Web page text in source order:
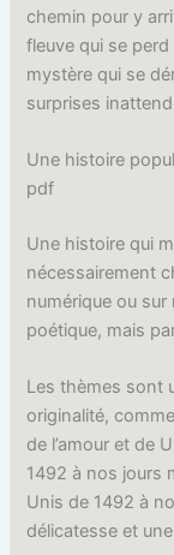
chemin pour y
fleuve qui se
mystère qui se
surprises
Une histoire
pdf
Une histoire qui
nécessairement
numérique ou sur
poétique, mais
Les thèmes sont
originalité,
de l’amour et de
1492 à nos jours
Unis de 1492 à
délicatesse et